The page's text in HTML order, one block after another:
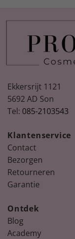
Ekkersrijt 1121
5692 AD Son
Tel: 085-2103543
Klantenservice
Contact
Bezorgen
Retourneren
Garantie
Ontdek
Blog
Academy